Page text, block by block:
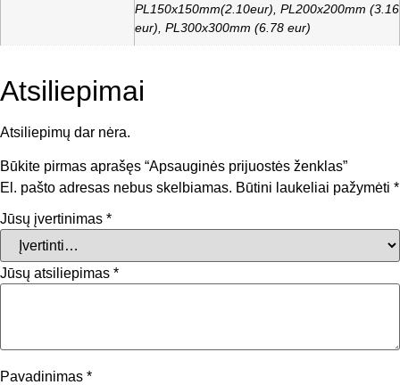
PL150x150mm(2.10eur), PL200x200mm (3.16
eur), PL300x300mm (6.78 eur)
Atsiliepimai
Atsiliepimų dar nėra.
Būkite pirmas aprašęs “Apsauginės prijuostės ženklas”
El. pašto adresas nebus skelbiamas. Būtini laukeliai pažymėti *
Jūsų įvertinimas *
Jūsų atsiliepimas *
Pavadinimas *